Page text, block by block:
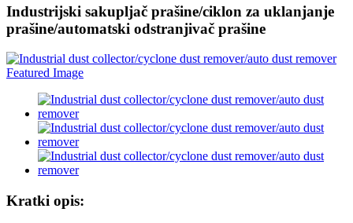
Industrijski sakupljač prašine/ciklon za uklanjanje
prašine/automatski odstranjivač prašine
Kratki opis: